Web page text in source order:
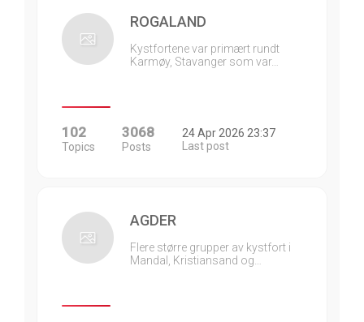
ROGALAND
Kystfortene var primært rundt
Karmøy, Stavanger som var…
102
Topics
3068
Posts
24 Apr 2026 23:37
Last post
AGDER
Flere større grupper av kystfort i
Mandal, Kristiansand og…